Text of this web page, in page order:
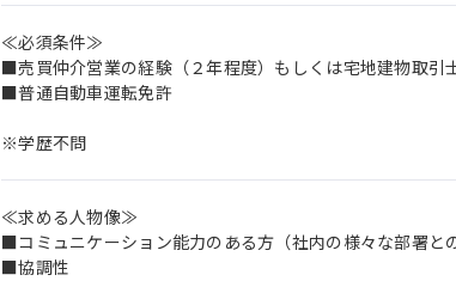
≪必須条件≫
■売買仲介営業の経験（２年程度）もしくは宅地建物取引
■普通自動車運転免許
※学歴不問
≪求める人物像≫
■コミュニケーション能力のある方（社内の様々な部署と
■協調性